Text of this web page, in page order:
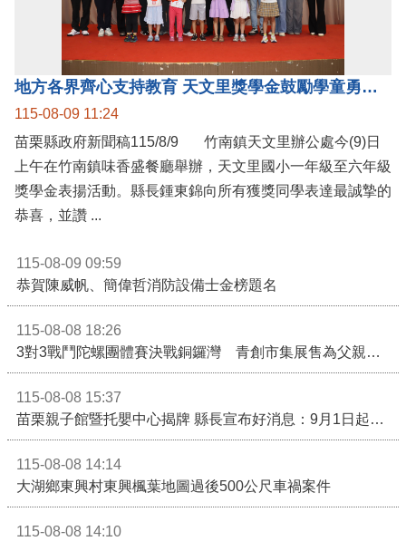
地方各界齊心支持教育 天文里獎學金鼓勵學童勇敢追夢
115-08-09 11:24
苗栗縣政府新聞稿115/8/9 竹南鎮天文里辦公處今(9)日
上午在竹南鎮味香盛餐廳舉辦，天文里國小一年級至六年級
獎學金表揚活動。縣長鍾東錦向所有獲獎同學表達最誠摯的
115-08-09 09:59
恭賀陳威帆、簡偉哲消防設備士金榜題名
115-08-08 18:26
115-08-08 15:37
115-08-08 14:14
大湖鄉東興村東興楓葉地圖過後500公尺車禍案件
115-08-08 14:10